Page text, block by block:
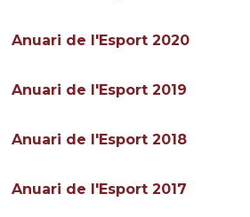
Anuari de l'Esport 2020
Anuari de l'Esport 2019
Anuari de l'Esport 2018
Anuari de l'Esport 2017